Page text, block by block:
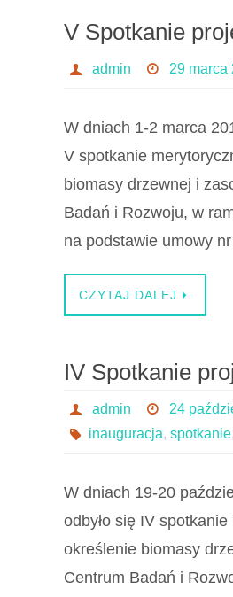
V Spotkanie
admin 29 marca
W dniach 1-2 marca
V spotkanie
biomasy drzewnej i
Badań i Rozwoju, w
na podstawie umowy
CZYTAJ DALEJ
IV Spotkanie
admin 24
inauguracja, spotkanie,
W dniach 19-20
odbyło się IV
określenie biomasy
Centrum Badań i